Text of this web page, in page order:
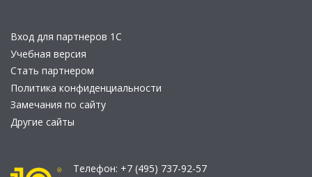
Вход для партнеров 1С
Учебная версия
Стать партнером
Политика конфиденциальности
Замечания по сайту
Другие сайты
Телефон: +7 (495) 737-92-57